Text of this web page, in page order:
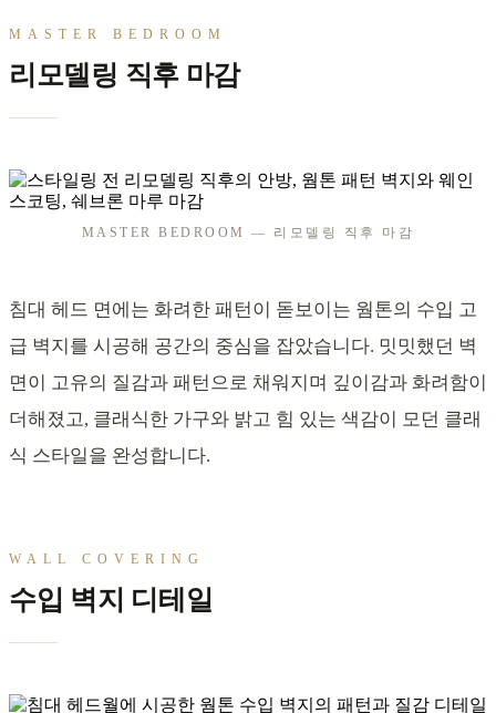
MASTER BEDROOM
리모델링 직후 마감
MASTER BEDROOM — 리모델링 직후 마감
침대 헤드 면에는 화려한 패턴이 돋보이는 웜톤의 수입 고
급 벽지를 시공해 공간의 중심을 잡았습니다. 밋밋했던 벽
면이 고유의 질감과 패턴으로 채워지며 깊이감과 화려함이
더해졌고, 클래식한 가구와 밝고 힘 있는 색감이 모던 클래
식 스타일을 완성합니다.
WALL COVERING
수입 벽지 디테일